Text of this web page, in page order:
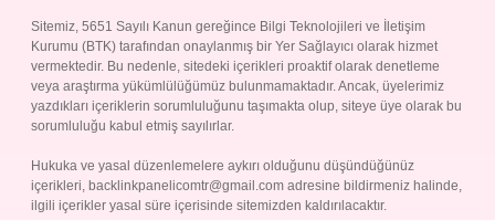
Sitemiz, 5651 Sayılı Kanun gereğince Bilgi Teknolojileri ve İletişim
Kurumu (BTK) tarafından onaylanmış bir Yer Sağlayıcı olarak hizmet
vermektedir. Bu nedenle, sitedeki içerikleri proaktif olarak denetleme
veya araştırma yükümlülüğümüz bulunmamaktadır. Ancak, üyelerimiz
yazdıkları içeriklerin sorumluluğunu taşımakta olup, siteye üye olarak bu
sorumluluğu kabul etmiş sayılırlar.
Hukuka ve yasal düzenlemelere aykırı olduğunu düşündüğünüz
içerikleri, backlinkpanelicomtr@gmail.com adresine bildirmeniz halinde,
ilgili içerikler yasal süre içerisinde sitemizden kaldırılacaktır.